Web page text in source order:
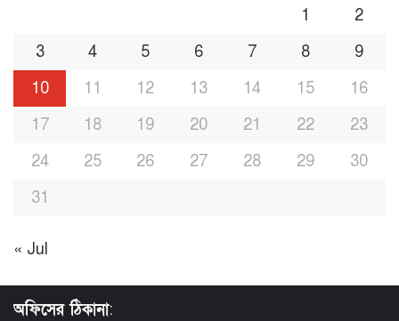
1
2
3
4 5 6 7 8
9
10
11 12 13 14 15
16
17
18 19 20 21 22
23
24
25 26 27 28 29
30
31
« Jul
অফিসের ঠিকানা: